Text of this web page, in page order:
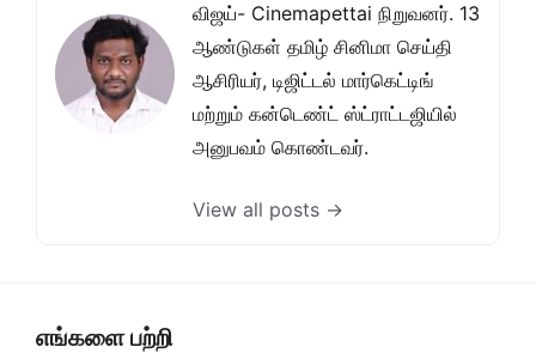
விஜய்- Cinemapettai நிறுவனர். 13
ஆண்டுகள் தமிழ் சினிமா செய்தி
ஆசிரியர், டிஜிட்டல் மார்கெட்டிங்
மற்றும் கன்டெண்ட் ஸ்ட்ராட்டஜியில்
அனுபவம் கொண்டவர்.
View all posts →
எங்களை பற்றி